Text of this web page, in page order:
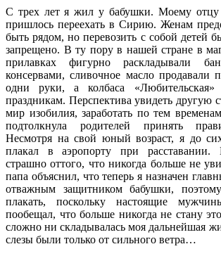
С трех лет я жил у бабушки. Моему
пришлось переехать в Сирию. Женам
быть рядом, но перевозить с собой детей
запрещено. В ту пору в нашей стране в
прилавках фигурно раскладывали
консервами, сливочное масло продавали
одни руки, а колбаса
праздникам. Перспектива увидеть другую
мир изобилия, заработать по тем
подтолкнула родителей принять
Несмотря на свой юный возраст, я до
плакал в аэропорту при расставании.
страшно оттого, что никогда больше не
папа объяснил, что теперь я назначен
отважным защитником бабушки,
плакать, поскольку настоящие
пообещал, что больше никогда не стану
сложно ни складывалась моя дальнейшая
слезы были только от сильного ветра…